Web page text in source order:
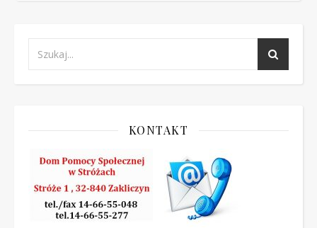
KONTAKT